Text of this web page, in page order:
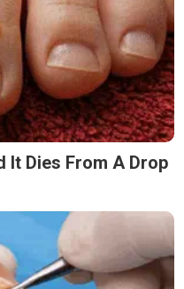
It Dies From A Drop